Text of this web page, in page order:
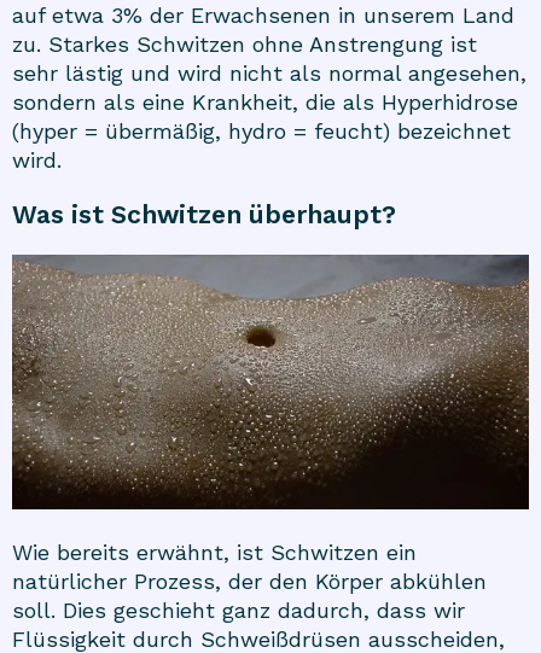
auf etwa 3% der Erwachsenen in unserem Land
zu. Starkes Schwitzen ohne Anstrengung ist
sehr lästig und wird nicht als normal angesehen,
sondern als eine Krankheit, die als Hyperhidrose
(hyper = übermäßig, hydro = feucht) bezeichnet
wird.
Was ist Schwitzen überhaupt?
Wie bereits erwähnt, ist Schwitzen ein
natürlicher Prozess, der den Körper abkühlen
soll. Dies geschieht ganz dadurch, dass wir
Flüssigkeit durch Schweißdrüsen ausscheiden,